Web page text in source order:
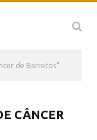
de Barretos"
CÂNCER